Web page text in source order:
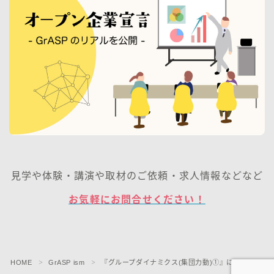
見学や体験・講演や取材のご依頼・求人情報などなど
お気軽にお問合せください！
HOME ＞ GrASP ism ＞ 『グループダイナミクス(集団力動)➀』について